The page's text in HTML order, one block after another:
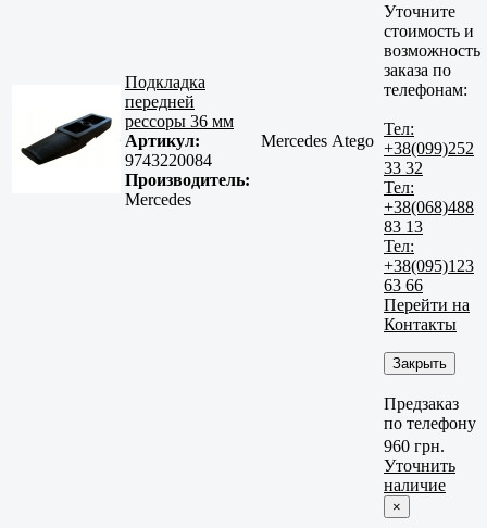
Подкладка
передней
рессоры 36 мм
Артикул:
9743220084
Производитель:
Mercedes
Mercedes Atego
Уточните
стоимость и
возможность
заказа по
телефонам:
Тел:
+38(099)252
33 32
Тел:
+38(068)488
83 13
Тел:
+38(095)123
63 66
Перейти на
Контакты
Закрыть
Предзаказ
по телефону
960 грн.
Уточнить
наличие
×